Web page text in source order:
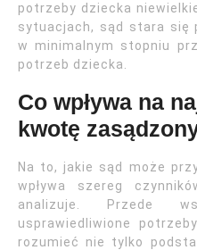
potrzeby dziecka
sytuacjach, sąd stara się
w minimalnym stopniu
potrzeb dziecka.
Co wpływa na
kwotę
Na to, jakie sąd może
wpływa szereg
analizuje. Przede
usprawiedliwione
rozumieć nie tylko